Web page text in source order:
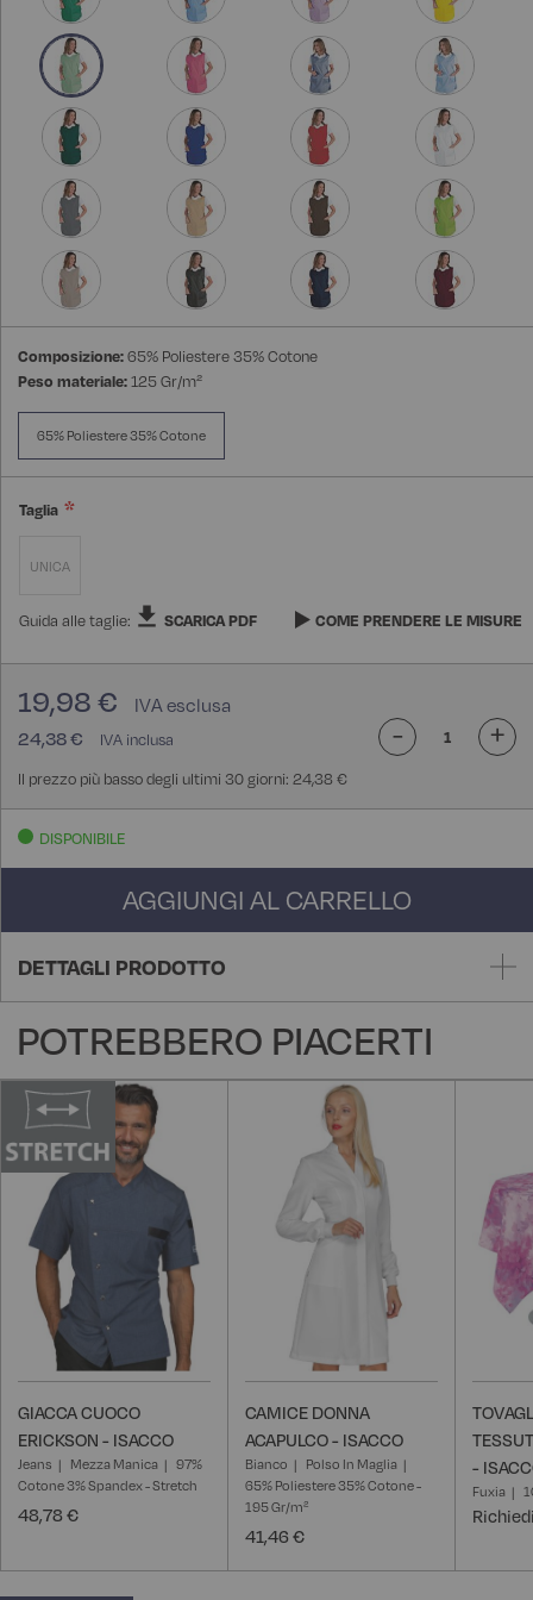
Composizione:65% Poliestere 35% Cotone
Peso materiale:125 Gr/m²
65% Poliestere 35% Cotone
Taglia
UNICA
Guida alle taglie: SCARICA PDF COME PRENDERE LE MISURE
24,38 €
19,98 €
Il prezzo più basso degli ultimi 30 giorni: 24,38 €
- +
DISPONIBILE
AGGIUNGI AL CARRELLO
DETTAGLI PRODOTTO
POTREBBERO PIACERTI
GIACCA CUOCO
ERICKSON - ISACCO
Jeans Mezza Manica
97%
Cotone 3% Spandex - Stretch
48,78 €
CAMICE DONNA
ACAPULCO - ISACCO
Bianco
Polso In Maglia
65% Poliestere 35% Cotone -
195 Gr/m²
41,46 €
-
Fuxia